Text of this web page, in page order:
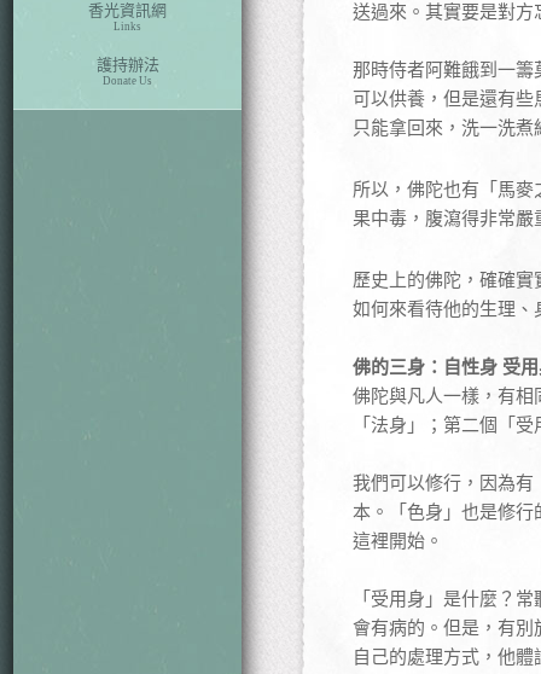
香光資訊網
Links
護持辦法
Donate Us
送過來。其實要是對
那時侍者阿難餓到一
可以供養，但是還有
只能拿回來，洗一洗
所以，佛陀也有「馬
果中毒，腹瀉得非常嚴
歷史上的佛陀，確確
如何來看待他的生理
佛的三身：自性身 受
佛陀與凡人一樣，有
「法身」；第二個「
我們可以修行，因為
本。「色身」也是修
這裡開始。
「受用身」是什麼？
會有病的。但是，有
自己的處理方式，他